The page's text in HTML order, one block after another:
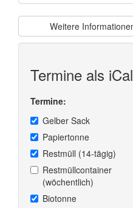
Weitere
Termine als
Termine:
Gelber Sack
Papiertonne
Restmüll (14-tägig)
Restmüllcontainer
(wöchentlich)
Biotonne